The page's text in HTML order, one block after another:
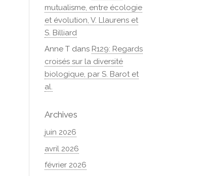
mutualisme, entre écologie
et évolution, V. Llaurens et
S. Billiard
Anne T dans R129: Regards
croisés sur la diversité
biologique, par S. Barot et
al.
Archives
juin 2026
avril 2026
février 2026